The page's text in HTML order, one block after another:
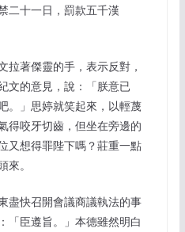
二十一日，罰款五千漢
著傑靈的手，表示反對，
文的意見，說：「朕意已
。」思婷就笑起來，以輕蔑
得咬牙切齒，但坐在旁邊的
又想得罪陛下嗎？莊重一點
。
盡快召開會議商議執法的事
「臣遵旨。」本德雖然明白